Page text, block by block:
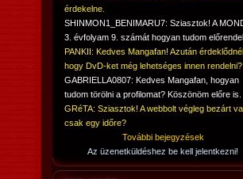
érdekelne.
SHINMON1_BENIMARU7: Sziasztok! A
3. évfolyam 9. számát hogyan tudom
PANKII: Kedves Mangafan! Azután
hogy DvD-ket még lehetséges innen rendelni?
GABRIELLA0807: Kedves Mangafan, hogyan
tudom törölni a profilomat? Köszönöm előre is.
GRéTA: Sziasztok! A webbolt végleg bezárt
csak egy időre?
További bejegyzések
Az üzenetküldéshez be kell jelentkezni!